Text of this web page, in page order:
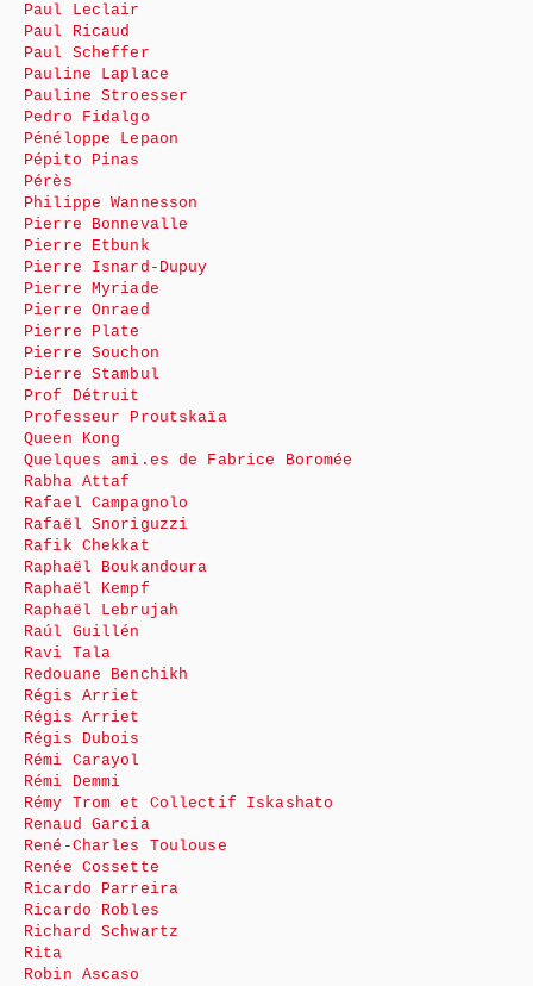
Paul Leclair
Paul Ricaud
Paul Scheffer
Pauline Laplace
Pauline Stroesser
Pedro Fidalgo
Pénéloppe Lepaon
Pépito Pinas
Pérès
Philippe Wannesson
Pierre Bonnevalle
Pierre Etbunk
Pierre Isnard-Dupuy
Pierre Myriade
Pierre Onraed
Pierre Plate
Pierre Souchon
Pierre Stambul
Prof Détruit
Professeur Proutskaïa
Queen Kong
Quelques ami.es de Fabrice Boromée
Rabha Attaf
Rafael Campagnolo
Rafaël Snoriguzzi
Rafik Chekkat
Raphaël Boukandoura
Raphaël Kempf
Raphaël Lebrujah
Raúl Guillén
Ravi Tala
Redouane Benchikh
Régis Arriet
Régis Arriet
Régis Dubois
Rémi Carayol
Rémi Demmi
Rémy Trom et Collectif Iskashato
Renaud Garcia
René-Charles Toulouse
Renée Cossette
Ricardo Parreira
Ricardo Robles
Richard Schwartz
Rita
Robin Ascaso